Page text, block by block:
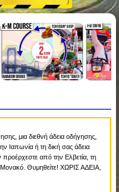
μια διεθνή άδεια οδήγησης,
Ιαπωνία ή τη δική σας άδεια
από την Ελβετία, τη
Μονακό. Θυμηθείτε! ΧΩΡΙΣ ΑΔΕΙΑ,